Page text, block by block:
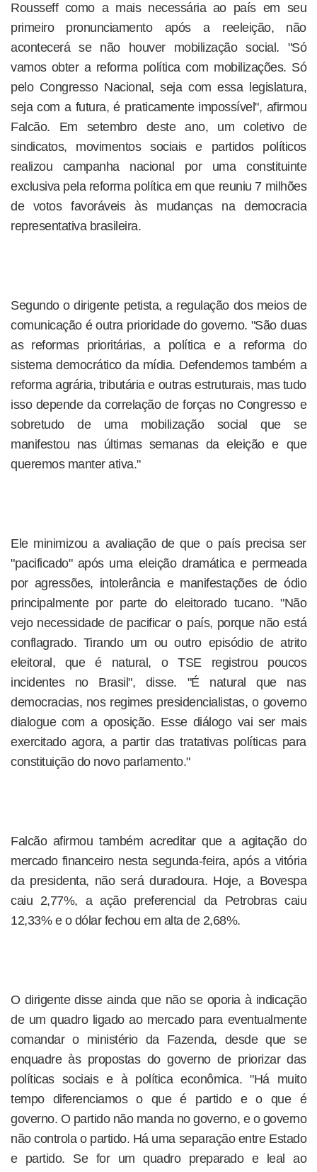
Rousseff como a mais necessária ao país em seu
primeiro pronunciamento após a reeleição, não
acontecerá se não houver mobilização social. "Só
vamos obter a reforma política com mobilizações. Só
pelo Congresso Nacional, seja com essa legislatura,
seja com a futura, é praticamente impossível", afirmou
Falcão. Em setembro deste ano, um coletivo de
sindicatos, movimentos sociais e partidos políticos
realizou campanha nacional por uma constituinte
exclusiva pela reforma política em que reuniu 7 milhões
de votos favoráveis às mudanças na democracia
representativa brasileira.
Segundo o dirigente petista, a regulação dos meios de
comunicação é outra prioridade do governo. "São duas
as reformas prioritárias, a política e a reforma do
sistema democrático da mídia. Defendemos também a
reforma agrária, tributária e outras estruturais, mas tudo
isso depende da correlação de forças no Congresso e
sobretudo de uma mobilização social que se
manifestou nas últimas semanas da eleição e que
queremos manter ativa."
Ele minimizou a avaliação de que o país precisa ser
"pacificado" após uma eleição dramática e permeada
por agressões, intolerância e manifestações de ódio
principalmente por parte do eleitorado tucano. "Não
vejo necessidade de pacificar o país, porque não está
conflagrado. Tirando um ou outro episódio de atrito
eleitoral, que é natural, o TSE registrou poucos
incidentes no Brasil", disse. "É natural que nas
democracias, nos regimes presidencialistas, o governo
dialogue com a oposição. Esse diálogo vai ser mais
exercitado agora, a partir das tratativas políticas para
constituição do novo parlamento."
Falcão afirmou também acreditar que a agitação do
mercado financeiro nesta segunda-feira, após a vitória
da presidenta, não será duradoura. Hoje, a Bovespa
caiu 2,77%, a ação preferencial da Petrobras caiu
12,33% e o dólar fechou em alta de 2,68%.
O dirigente disse ainda que não se oporia à indicação
de um quadro ligado ao mercado para eventualmente
comandar o ministério da Fazenda, desde que se
enquadre às propostas do governo de priorizar das
políticas sociais e à política econômica. "Há muito
tempo diferenciamos o que é partido e o que é
governo. O partido não manda no governo, e o governo
não controla o partido. Há uma separação entre Estado
e partido. Se for um quadro preparado e leal ao